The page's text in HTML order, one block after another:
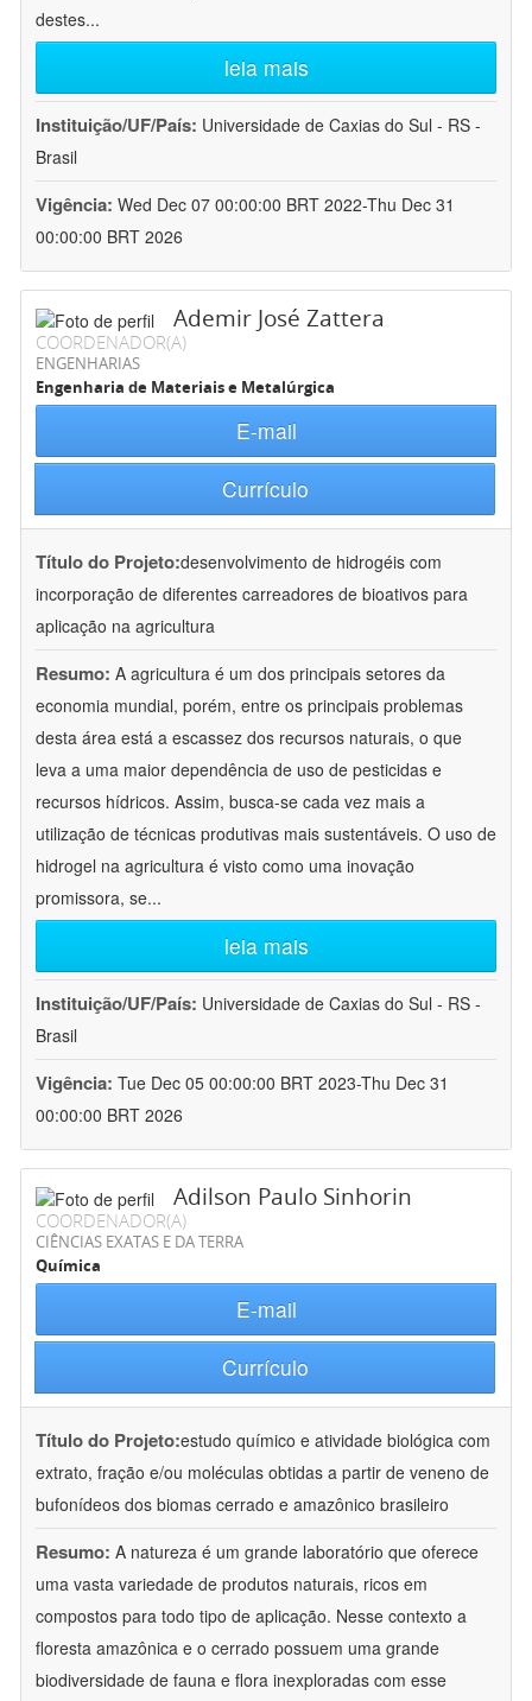
destes...
leia mais
Instituição/UF/País: Universidade de Caxias do Sul - RS -
Brasil
Vigência: Wed Dec 07 00:00:00 BRT 2022-Thu Dec 31
00:00:00 BRT 2026
Ademir José Zattera
COORDENADOR(A)
ENGENHARIAS
Engenharia de Materiais e Metalúrgica
E-mail
Currículo
Título do Projeto:desenvolvimento de hidrogéis com
incorporação de diferentes carreadores de bioativos para
aplicação na agricultura
Resumo: A agricultura é um dos principais setores da
economia mundial, porém, entre os principais problemas
desta área está a escassez dos recursos naturais, o que
leva a uma maior dependência de uso de pesticidas e
recursos hídricos. Assim, busca-se cada vez mais a
utilização de técnicas produtivas mais sustentáveis. O uso de
hidrogel na agricultura é visto como uma inovação
promissora, se...
leia mais
Instituição/UF/País: Universidade de Caxias do Sul - RS -
Brasil
Vigência: Tue Dec 05 00:00:00 BRT 2023-Thu Dec 31
00:00:00 BRT 2026
Adilson Paulo Sinhorin
COORDENADOR(A)
CIÊNCIAS EXATAS E DA TERRA
Química
E-mail
Currículo
Título do Projeto:estudo químico e atividade biológica com
extrato, fração e/ou moléculas obtidas a partir de veneno de
bufonídeos dos biomas cerrado e amazônico brasileiro
Resumo: A natureza é um grande laboratório que oferece
uma vasta variedade de produtos naturais, ricos em
compostos para todo tipo de aplicação. Nesse contexto a
floresta amazônica e o cerrado possuem uma grande
biodiversidade de fauna e flora inexploradas com esse